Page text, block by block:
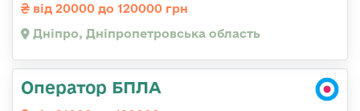
від 20000 до 120000 грн
Дніпро, Дніпропетровська область
Оператор БПЛА